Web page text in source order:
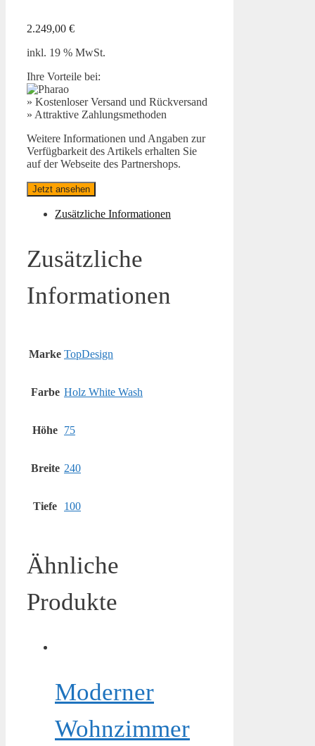
2.249,00 €
inkl. 19 % MwSt.
Ihre Vorteile bei:
» Kostenloser Versand und Rückversand
» Attraktive Zahlungsmethoden
Weitere Informationen und Angaben zur
Verfügbarkeit des Artikels erhalten Sie
auf der Webseite des Partnershops.
Jetzt ansehen
Zusätzliche Informationen
Zusätzliche
Informationen
Marke TopDesign
Farbe Holz White Wash
Höhe 75
Breite 240
Tiefe 100
Ähnliche
Produkte
Moderner
Wohnzimmer